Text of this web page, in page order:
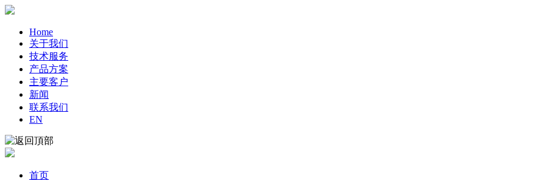
Home
关于我们
技术服务
产品方案
主要客户
新闻
联系我们
EN
首页